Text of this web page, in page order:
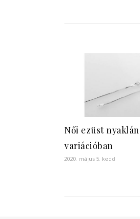
Női ezüst
variációban
2020. május 5. kedd